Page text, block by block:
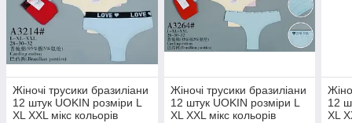
Жіночі трусики бразиліани
12 штук UOKIN розміри L
XL XXL мікс кольорів
Жіночі трусики бразиліани
12 штук UOKIN розміри L
XL XXL мікс кольорів
12
XL